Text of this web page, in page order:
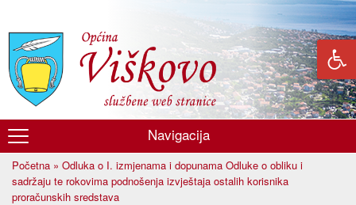
glavni
sadržaj
Općina
Viškovo
Navigacija
Vi ste ovdje
Početna » Odluka o I. izmjenama i dopunama Odluke o obliku i
sadržaju te rokovima podnošenja izvještaja ostalih korisnika
proračunskih sredstava